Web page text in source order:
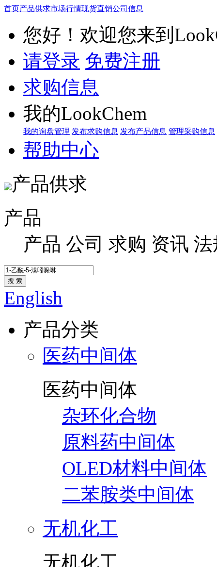
首页产品供求市场行情现货直销公司信息
您好！欢迎您来到
请登录 免费注册
求购信息
我的LookChem
我的询盘管理 发布求购信息 发布产品信息 管理采购信息
帮助中心
产品供求
产品
产品 公司 求购 资讯 法
搜 索
English
产品分类
医药中间体
医药中间体
杂环化合物
原料药中间体
OLED材料中间体
二苯胺类中间体
无机化工
无机化工